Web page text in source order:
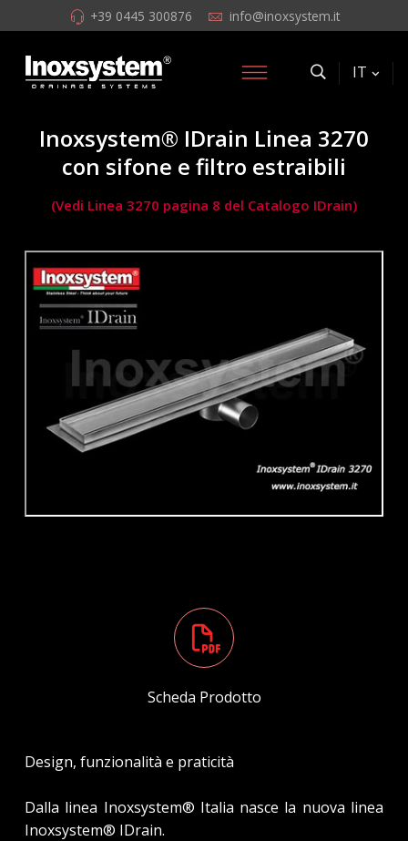
+39 0445 300876 info@inoxsystem.it
IT
Inoxsystem® IDrain Linea 3270
con sifone e filtro estraibili
(Vedi Linea 3270 pagina 8 del Catalogo IDrain)
Scheda Prodotto
Design, funzionalità e praticità
Dalla linea Inoxsystem® Italia nasce la nuova linea
Inoxsystem® IDrain.